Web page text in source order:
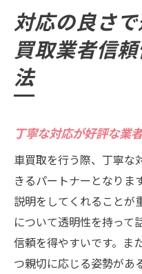
対応の良さ
買取業者信
法
丁寧な対応が好評な業
車買取を行う際、丁寧な
きるパートナーとなりま
説明をしてくれることが
について透明性を持って
信頼を得やすいです。ま
つ親切に応じる姿勢があ